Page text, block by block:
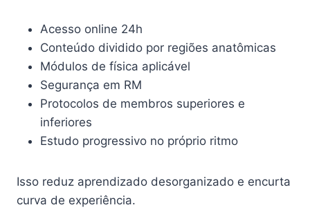
Acesso online 24h
Conteúdo dividido por regiões anatômicas
Módulos de física aplicável
Segurança em RM
Protocolos de membros superiores e
inferiores
Estudo progressivo no próprio ritmo
Isso reduz aprendizado desorganizado e encurta
curva de experiência.